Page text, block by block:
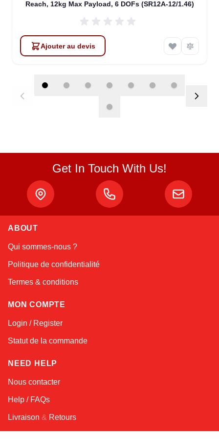
Reach, 12kg Max Payload, 6 DOFs (SR12A-12/1.46)
Ajouter au devis
Get In Touch With Us!
ABOUT
Qui sommes-nous ?
Politique de confidentialité
Termes & conditions
MON COMPTE
Login / Register
Statut de la commande
NEED HELP
Nous contacter
Help / FAQs
Livraison & Retours